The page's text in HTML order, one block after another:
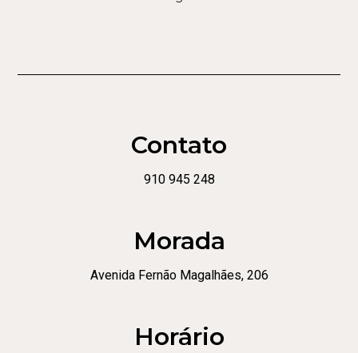
Contato
910 945 248
Morada
Avenida Fernão Magalhães, 206
Horário